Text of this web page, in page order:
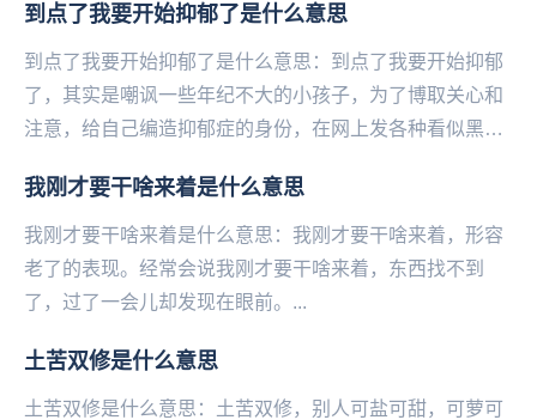
污...
到点了我要开始抑郁了是什么意思
到点了我要开始抑郁了是什么意思：到点了我要开始抑郁
了，其实是嘲讽一些年纪不大的小孩子，为了博取关心和
注意，给自己编造抑郁症的身份，在网上发各种看似黑暗
命...
我刚才要干啥来着是什么意思
我刚才要干啥来着是什么意思：我刚才要干啥来着，形容
老了的表现。经常会说我刚才要干啥来着，东西找不到
了，过了一会儿却发现在眼前。...
土苦双修是什么意思
土苦双修是什么意思：土苦双修，别人可盐可甜，可萝可